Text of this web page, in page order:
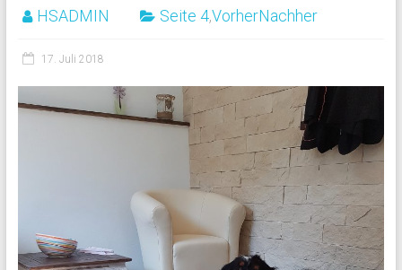
HSADMIN Seite 4,VorherNachher
17. Juli 2018